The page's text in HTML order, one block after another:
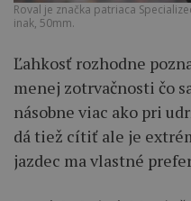
Roval je značka patriaca
inak, 50mm.
Ľahkosť rozhodne
menej zotrvačnosti čo
násobne viac ako pri
dá tiež cítiť ale je
jazdec ma vlastné